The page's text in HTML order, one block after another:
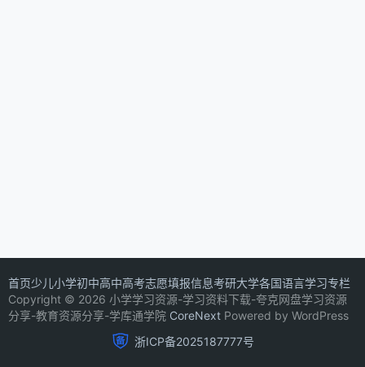
首页少儿小学初中高中高考志愿填报信息考研大学各国语言学习专栏
Copyright © 2026 小学学习资源-学习资料下载-夸克网盘学习资源
分享-教育资源分享-学库通学院 CoreNext Powered by WordPress
浙ICP备2025187777号